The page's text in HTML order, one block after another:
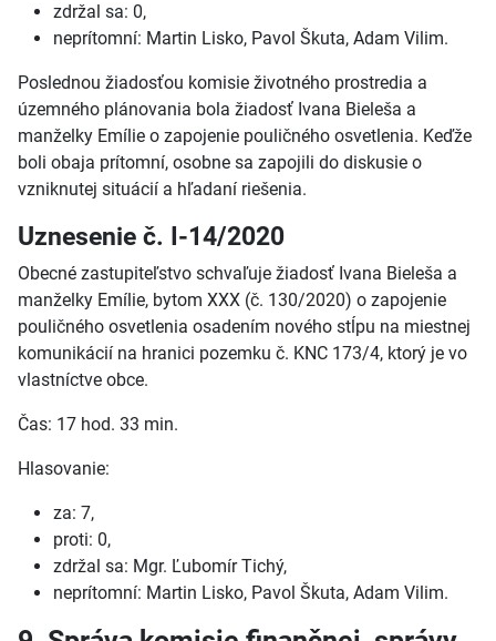
zdržal sa: 0,
neprítomní: Martin Lisko, Pavol Škuta, Adam Vilim.
Poslednou žiadosťou komisie životného prostredia a
územného plánovania bola žiadosť Ivana Bieleša a
manželky Emílie o zapojenie pouličného osvetlenia. Keďže
boli obaja prítomní, osobne sa zapojili do diskusie o
vzniknutej situácií a hľadaní riešenia.
Uznesenie č. I-14/2020
Obecné zastupiteľstvo schvaľuje žiadosť Ivana Bieleša a
manželky Emílie, bytom XXX (č. 130/2020) o zapojenie
pouličného osvetlenia osadením nového stĺpu na miestnej
komunikácií na hranici pozemku č. KNC 173/4, ktorý je vo
vlastníctve obce.
Čas: 17 hod. 33 min.
Hlasovanie:
za: 7,
proti: 0,
zdržal sa: Mgr. Ľubomír Tichý,
neprítomní: Martin Lisko, Pavol Škuta, Adam Vilim.